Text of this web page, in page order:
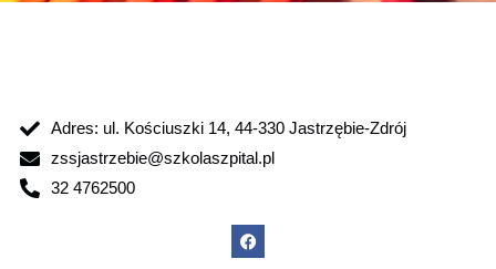
Adres: ul. Kościuszki 14, 44-330 Jastrzębie-Zdrój
zssjastrzebie@szkolaszpital.pl
32 4762500